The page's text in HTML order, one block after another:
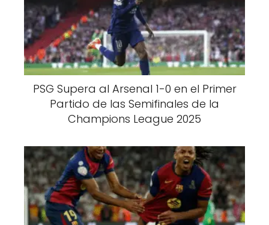
PSG Supera al Arsenal 1-0 en el Primer
Partido de las Semifinales de la
Champions League 2025